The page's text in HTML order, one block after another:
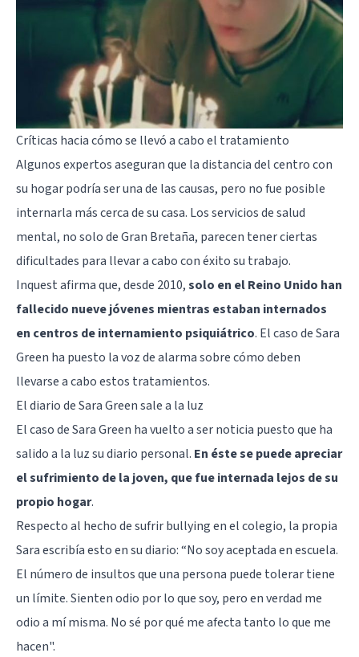
Críticas hacia cómo se llevó a cabo el tratamiento
Algunos expertos aseguran que la distancia del centro con
su hogar podría ser una de las causas, pero no fue posible
internarla más cerca de su casa. Los servicios de salud
mental, no solo de Gran Bretaña, parecen tener ciertas
dificultades para llevar a cabo con éxito su trabajo.
Inquest afirma que, desde 2010,solo en el Reino Unido han
fallecido nueve jóvenes mientras estaban internados
en centros de internamiento psiquiátrico. El caso de Sara
Green ha puesto la voz de alarma sobre cómo deben
llevarse a cabo estos tratamientos.
El diario de Sara Green sale a la luz
El caso de Sara Green ha vuelto a ser noticia puesto que ha
salido a la luz su diario personal. En éste se puede apreciar
el sufrimiento de la joven, que fue internada lejos de su
propio hogar.
Respecto al hecho de sufrir bullying en el colegio, la propia
Sara escribía esto en su diario: “No soy aceptada en escuela.
El número de insultos que una persona puede tolerar tiene
un límite. Sienten odio por lo que soy, pero en verdad me
odio a mí misma. No sé por qué me afecta tanto lo que me
hacen".